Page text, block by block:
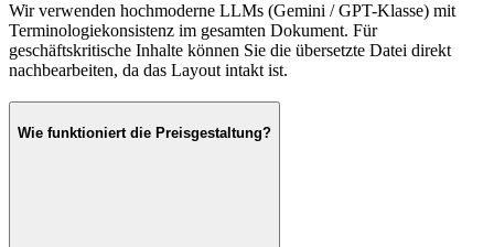
Wir verwenden hochmoderne LLMs (Gemini / GPT-Klasse) mit
Terminologiekonsistenz im gesamten Dokument. Für
geschäftskritische Inhalte können Sie die übersetzte Datei direkt
nachbearbeiten, da das Layout intakt ist.
Wie funktioniert die Preisgestaltung?